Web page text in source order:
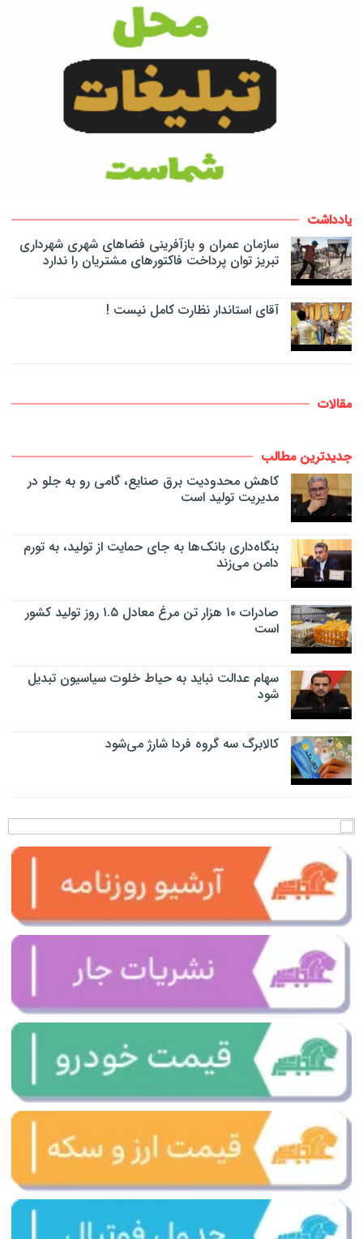
یادداشت
سازمان عمران و بازآفرینی فضاهای شهری شهرداری
تبریز توان پرداخت فاکتورهای مشتریان را ندارد
آقای استاندار نظارت کامل نیست !
مقالات
جدیدترین مطالب
کاهش محدودیت برق صنایع، گامی رو به جلو در
مدیریت تولید است
بنگاه‌داری بانک‌ها به جای حمایت از تولید، به تورم
دامن می‌زند
صادرات ۱۰ هزار تن مرغ معادل ۱.۵ روز تولید کشور
است
سهام عدالت نباید به حیاط خلوت سیاسیون تبدیل
شود
کالابرگ سه گروه فردا شارژ می‌شود